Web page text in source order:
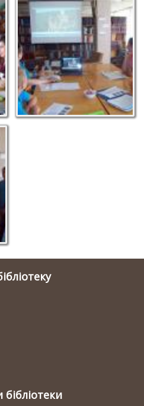
бібліотеки